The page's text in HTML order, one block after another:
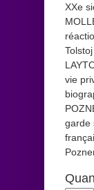
XXe
Tolstoj
vie
garde